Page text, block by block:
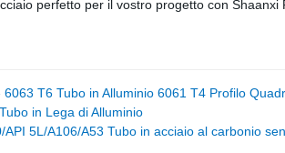
perfetto per il vostro progetto con Shaanxi
6063 T6 Tubo in Alluminio 6061 T4 Profilo
in Lega di Alluminio
API 5L/A106/A53 Tubo in acciaio al carbonio